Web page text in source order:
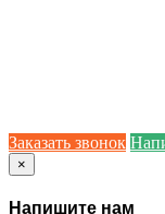
Заказать звонок
×
Напишите нам